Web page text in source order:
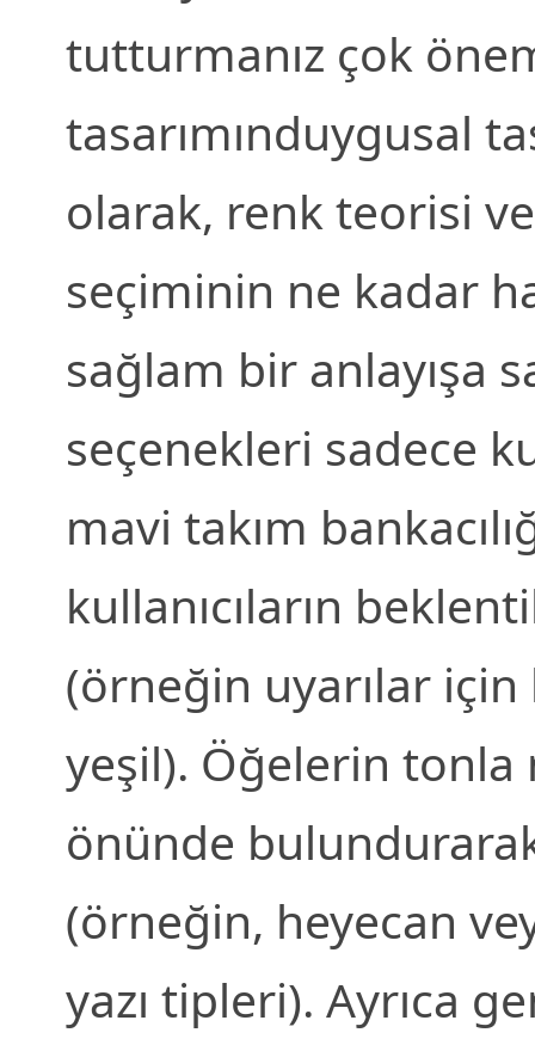
tutturmanız çok
tasarımınduygusal
olarak, renk teorisi
seçiminin ne kadar
sağlam bir anlayışa
seçenekleri sadece
mavi takım
kullanıcıların
(örneğin uyarılar için
yeşil). Öğelerin tonla
önünde
(örneğin, heyecan
yazı tipleri). Ayrıca